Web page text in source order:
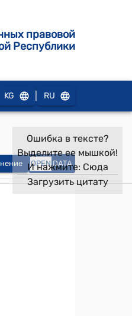
правовой
Республики
KG RU
OPEN DATA
Ошибка в тексте?
Выделите ее мышкой!
И нажмите: Сюда
Загрузить цитату